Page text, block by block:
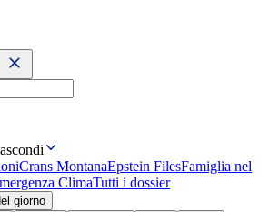
Crans MontanaEpstein FilesFamiglia nel
ClimaTutti i dossier
giorno